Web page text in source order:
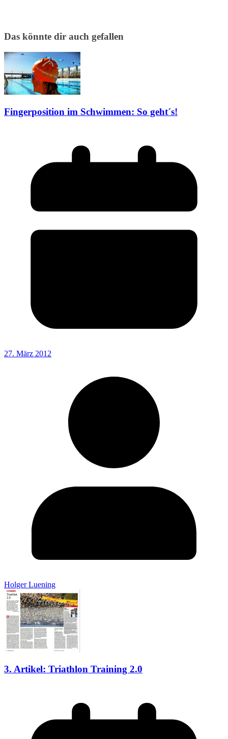
Das könnte dir auch gefallen
Fingerposition im Schwimmen: So geht´s!
27. März 2012
Holger Luening
3. Artikel: Triathlon Training 2.0